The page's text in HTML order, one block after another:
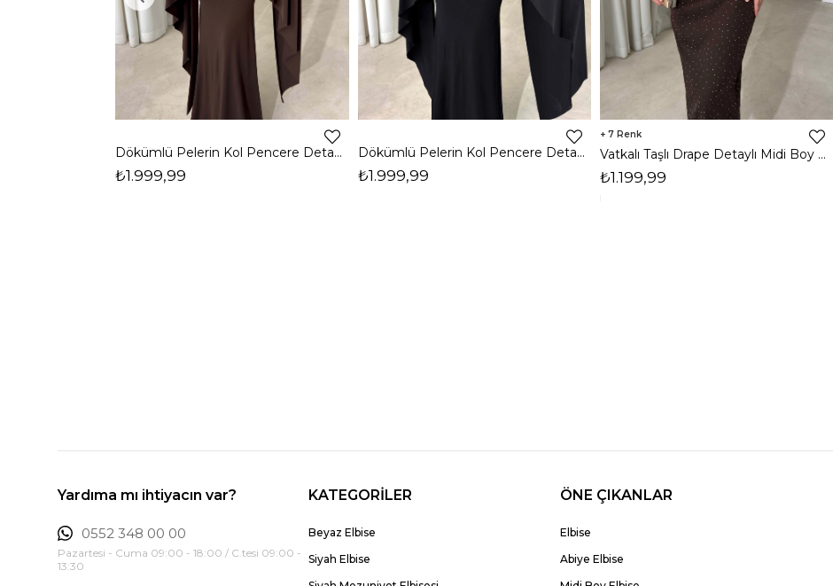
Dökümlü Pelerin Kol Pencere Detaylı Maxi Kahverengi Arlev Kadın Elbise 26Y511
₺1.999,99
Dökümlü Pelerin Kol Pencere Detaylı Maxi Siyah Arlev Kadın Elbise 26Y511
₺1.999,99
7
Vatkalı Taşlı Drape Detaylı Midi Boy Kahverengi Jesep Kadın Elbise 26Y282
₺1.199,99
Yardıma mı ihtiyacın var?
0552 348 00 00
Pazartesi - Cuma 09:00 - 18:00 / C.tesi 09:00 -
13:30
KATEGORİLER
Beyaz Elbise
Siyah Elbise
ÖNE ÇIKANLAR
Elbise
Abiye Elbise